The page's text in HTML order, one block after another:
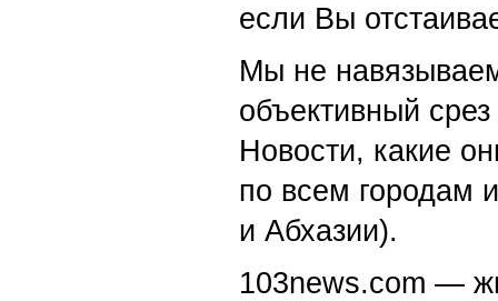
если Вы
Мы не
объективный
Новости, какие
по всем городам
и Абхазии).
103news.com —